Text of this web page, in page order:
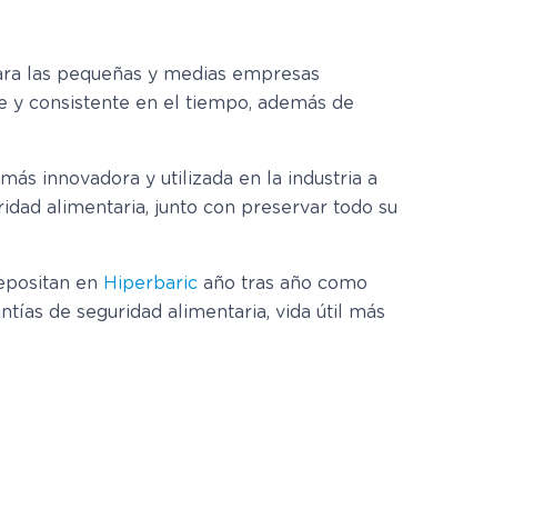
las pequeñas y medias empresas
y consistente en el tiempo, además de
innovadora y utilizada en la industria a
alimentaria, junto con preservar todo su
en Hiperbaric año tras año como
de seguridad alimentaria, vida útil más